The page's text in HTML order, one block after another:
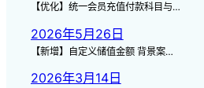
【优化】统一会员充值付款科目与…
2026年5月26日
【新增】自定义储值金额 背景案…
2026年3月14日